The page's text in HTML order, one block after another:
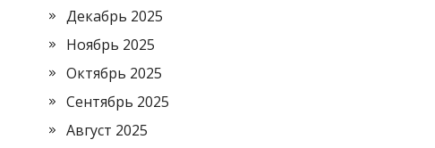
Декабрь 2025
Ноябрь 2025
Октябрь 2025
Сентябрь 2025
Август 2025